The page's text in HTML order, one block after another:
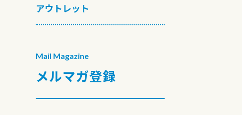
アウトレット
Mail Magazine
メルマガ登録